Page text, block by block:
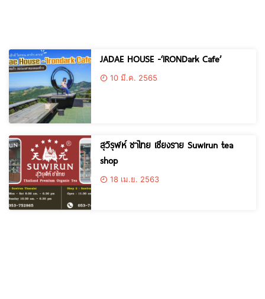
JADAE HOUSE -‘IRONDark Cafe’
10 มี.ค. 2565
สุวิรุฬห์ ชาไทย เชียงราย Suwirun tea
shop
18 เม.ย. 2563